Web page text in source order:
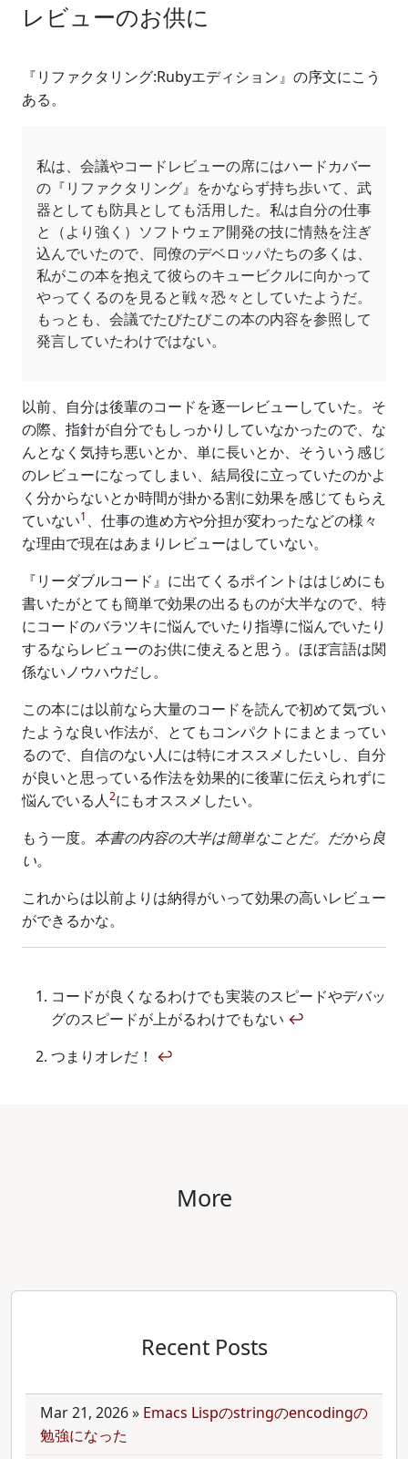
レビューのお供に
『リファクタリング:Rubyエディション』の序文にこう
ある。
私は、会議やコードレビューの席にはハードカバー
の『リファクタリング』をかならず持ち歩いて、武
器としても防具としても活用した。私は自分の仕事
と（より強く）ソフトウェア開発の技に情熱を注ぎ
込んでいたので、同僚のデベロッパたちの多くは、
私がこの本を抱えて彼らのキュービクルに向かって
やってくるのを見ると戦々恐々としていたようだ。
もっとも、会議でたびたびこの本の内容を参照して
発言していたわけではない。
以前、自分は後輩のコードを逐一レビューしていた。そ
の際、指針が自分でもしっかりしていなかったので、な
んとなく気持ち悪いとか、単に長いとか、そういう感じ
のレビューになってしまい、結局役に立っていたのかよ
く分からないとか時間が掛かる割に効果を感じてもらえ
ていない1 、仕事の進め方や分担が変わったなどの様々
な理由で現在はあまりレビューはしていない。
『リーダブルコード』に出てくるポイントははじめにも
書いたがとても簡単で効果の出るものが大半なので、特
にコードのバラツキに悩んでいたり指導に悩んでいたり
するならレビューのお供に使えると思う。ほぼ言語は関
係ないノウハウだし。
この本には以前なら大量のコードを読んで初めて気づい
たような良い作法が、とてもコンパクトにまとまってい
るので、自信のない人には特にオススメしたいし、自分
が良いと思っている作法を効果的に後輩に伝えられずに
悩んでいる人2にもオススメしたい。
もう一度。 本書の内容の大半は簡単なことだ。だから良
い。
これからは以前よりは納得がいって効果の高いレビュー
ができるかな。
コードが良くなるわけでも実装のスピードやデバッ
グのスピードが上がるわけでもない ↩
つまりオレだ！ ↩
More
Recent Posts
Mar 21, 2026» Emacs Lispのstringのencodingの
勉強になった